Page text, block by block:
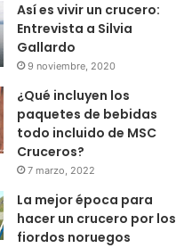
Así es vivir un crucero:
Entrevista a Silvia
Gallardo
9 noviembre, 2020
¿Qué incluyen los
paquetes de bebidas
todo incluido de MSC
Cruceros?
7 marzo, 2022
La mejor época para
hacer un crucero por los
fiordos noruegos